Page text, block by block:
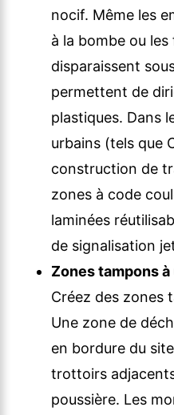
nocif. Même les
à la bombe ou
disparaissent
permettent de
plastiques. Dans
urbains (tels que
construction de
zones à code
laminées
de signalisation
Zones tampons
Créez des zones
Une zone de
en bordure du
trottoirs
poussière. Les